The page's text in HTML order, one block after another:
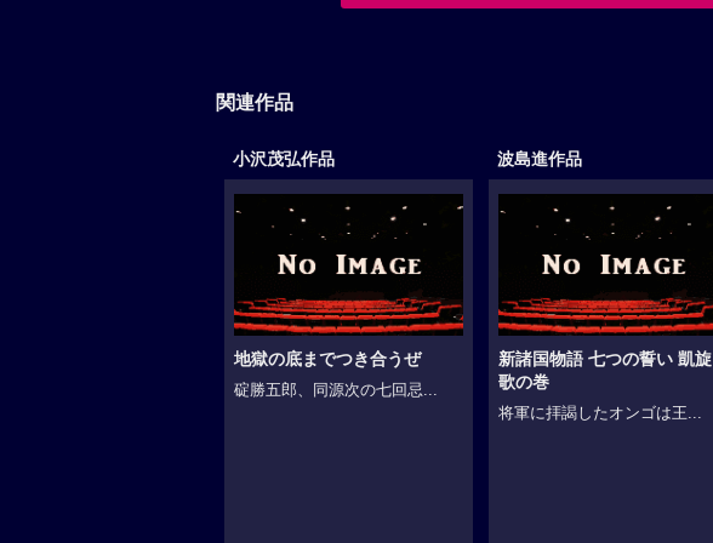
関連作品
小沢茂弘作品
地獄の底までつき合うぜ
碇勝五郎、同源次の七回忌...
波島進作品
新諸国物語 七つの誓い 凱旋
歌の巻
将軍に拝謁したオンゴは王...